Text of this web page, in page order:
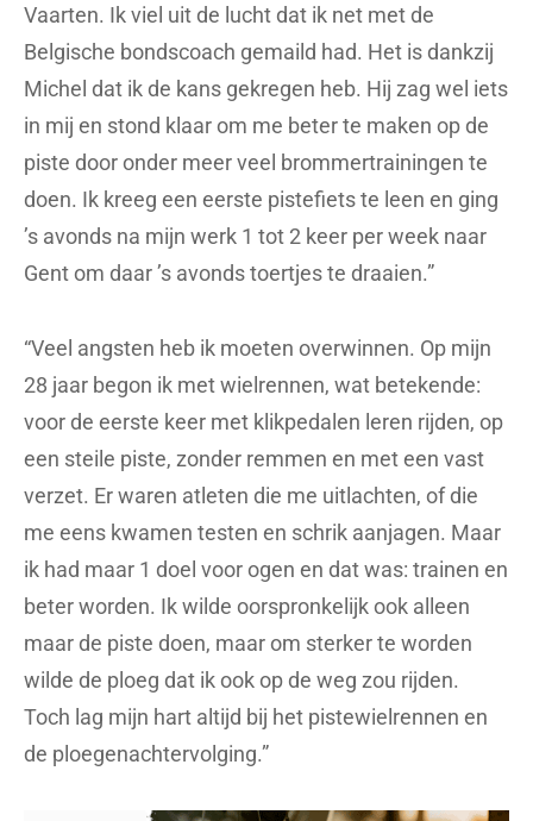
Vaarten. Ik viel uit de lucht dat ik net met de
Belgische bondscoach gemaild had. Het is dankzij
Michel dat ik de kans gekregen heb. Hij zag wel iets
in mij en stond klaar om me beter te maken op de
piste door onder meer veel brommertrainingen te
doen. Ik kreeg een eerste pistefiets te leen en ging
’s avonds na mijn werk 1 tot 2 keer per week naar
Gent om daar ’s avonds toertjes te draaien.”
“Veel angsten heb ik moeten overwinnen. Op mijn
28 jaar begon ik met wielrennen, wat betekende:
voor de eerste keer met klikpedalen leren rijden, op
een steile piste, zonder remmen en met een vast
verzet. Er waren atleten die me uitlachten, of die
me eens kwamen testen en schrik aanjagen. Maar
ik had maar 1 doel voor ogen en dat was: trainen en
beter worden. Ik wilde oorspronkelijk ook alleen
maar de piste doen, maar om sterker te worden
wilde de ploeg dat ik ook op de weg zou rijden.
Toch lag mijn hart altijd bij het pistewielrennen en
de ploegenachtervolging.”